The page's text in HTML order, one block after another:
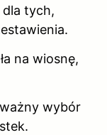
dla tych,
na wiosnę,
wybór